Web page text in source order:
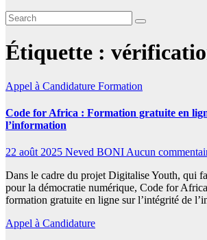
Étiquette :
Appel à Candidature Formation
Code for Africa : Formation gratuite en
l’information
22 août 2025 Neved BONIAucun
Dans le cadre du projet Digitalise Youth, qui
pour la démocratie numérique, Code for
formation gratuite en ligne sur l’intégrité de
Appel à Candidature